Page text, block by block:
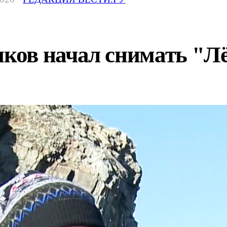
начал снимать